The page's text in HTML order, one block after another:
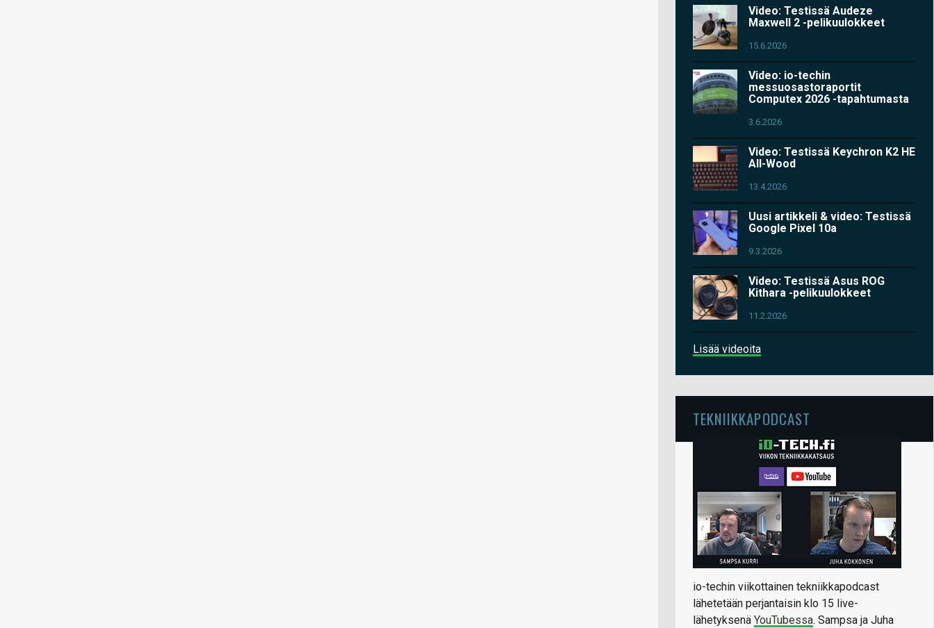
Video: Testissä Audeze
Maxwell 2 -pelikuulokkeet
15.6.2026
Video: io-techin
messuosastoraportit
Computex 2026 -tapahtumasta
3.6.2026
Video: Testissä Keychron K2 HE
All-Wood
13.4.2026
Uusi artikkeli & video: Testissä
Google Pixel 10a
9.3.2026
Video: Testissä Asus ROG
Kithara -pelikuulokkeet
11.2.2026
Lisää videoita
TEKNIIKKAPODCAST
io-techin viikottainen tekniikkapodcast
lähetetään perjantaisin klo 15 live-
lähetyksenä YouTubessa. Sampsa ja Juha